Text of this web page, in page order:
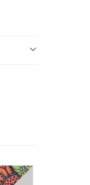
購物簡單
四大超商